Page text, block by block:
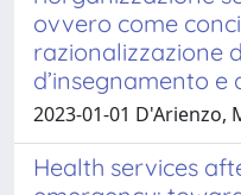
ovvero come
razionalizzazione
d’insegnamento e
2023-01-01 D'Arienzo,
Health services